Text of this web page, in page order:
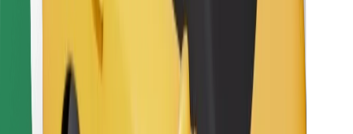
Dəqiqələr ərzində gediş əldə et!
Bolt tətbiqini endir
Sevdiyiniz yeməyi tapın!
Bolt Food tətbiqini endir